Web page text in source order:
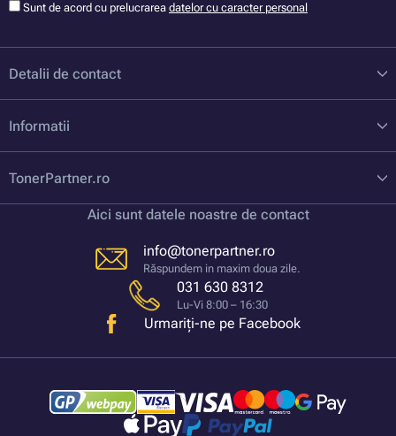
Sunt de acord cu prelucrarea datelor cu caracter personal
Detalii de contact
Informatii
TonerPartner.ro
Aici sunt datele noastre de contact
info@tonerpartner.ro
Răspundem in maxim doua zile.
031 630 8312
Lu-Vi 8:00 – 16:30
Urmariți-ne pe Facebook